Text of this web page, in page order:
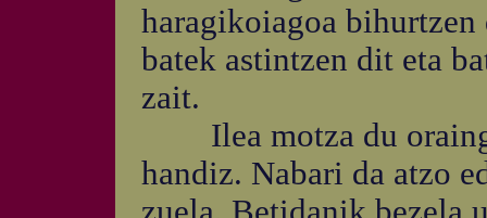
haragikoiagoa
batek astintzen dit eta
zait.
Ilea motza du
handiz. Nabari da atzo